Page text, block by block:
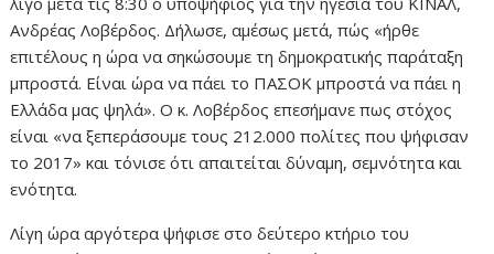
Ανδρέας Λοβέρδος. Δήλωσε, αμέσως μετά, πώς «ήρθε
επιτέλους η ώρα να σηκώσουμε τη δημοκρατικής παράταξη
μπροστά. Είναι ώρα να πάει το ΠΑΣΟΚ μπροστά να πάει η
Ελλάδα μας ψηλά». Ο κ. Λοβέρδος επεσήμανε πως στόχος
είναι «να ξεπεράσουμε τους 212.000 πολίτες που ψήφισαν
το 2017» και τόνισε ότι απαιτείται δύναμη, σεμνότητα και
ενότητα.
Λίγη ώρα αργότερα ψήφισε στο δεύτερο κτήριο του